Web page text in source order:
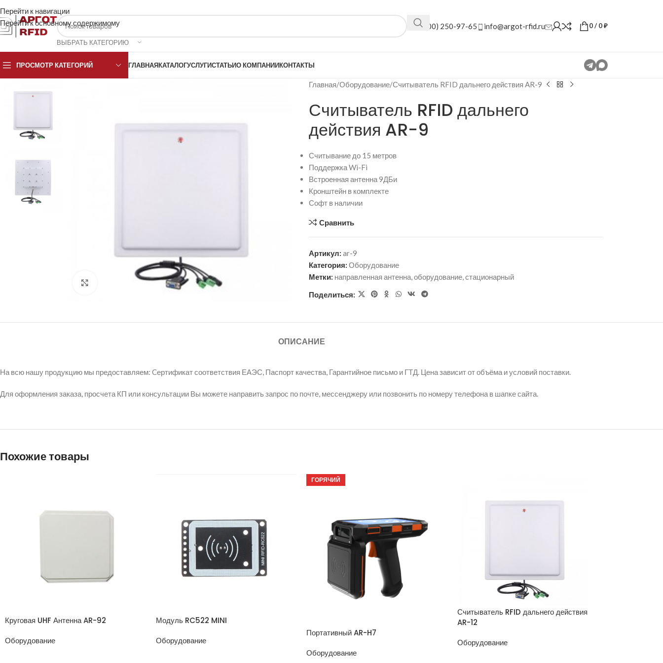
Перейти к навигации
Перейти к основному содержимому
ВЫБРАТЬ КАТЕГОРИЮ
+7(800) 250-97-65 info@argot-rfid.ru 0/ 0₽
ПРОСМОТР КАТЕГОРИЙ ГЛАВНАЯКАТАЛОГУСЛУГИСТАТЬИО КОМПАНИИКОНТАКТЫ
Нажмите, чтобы увеличить
Главная Оборудование Считыватель RFID дальнего действия AR-9
Считыватель RFID дальнего
действия AR-9
Считывание до 15 метров
Поддержка Wi-Fi
Встроенная антенна 9ДБи
Кронштейн в комплекте
Софт в наличии
Сравнить
Артикул: ar-9
Категория: Оборудование
Метки: направленная антенна,оборудование,стационарный
Поделиться:
ОПИСАНИЕ
На всю нашу продукцию мы предоставляем: Cертификат соответствия ЕАЭС, Паспорт качества, Гарантийное письмо и ГТД. Цена зависит от объёма и условий поставки.
Для оформления заказа, просчета КП или консультации Вы можете направить запрос по почте, мессенджеру или позвонить по номеру телефона в шапке сайта.
Похожие товары
Круговая UHF Антенна AR-92
Оборудование
Модуль RC522 MINI
Оборудование
ГОРЯЧИЙ
Портативный AR-H7
Оборудование
Считыватель RFID дальнего действия
AR-12
Оборудование